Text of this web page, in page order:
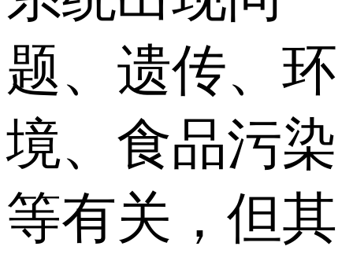
题、遗传、环
境、食品污染
等有关，但其